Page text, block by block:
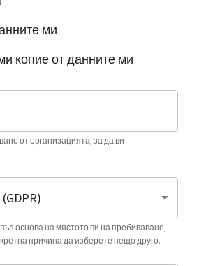
ми
копие от данните ми
от организацията, за да ви
основа на мястото ви на пребиваване,
причина да изберете нещо друго.